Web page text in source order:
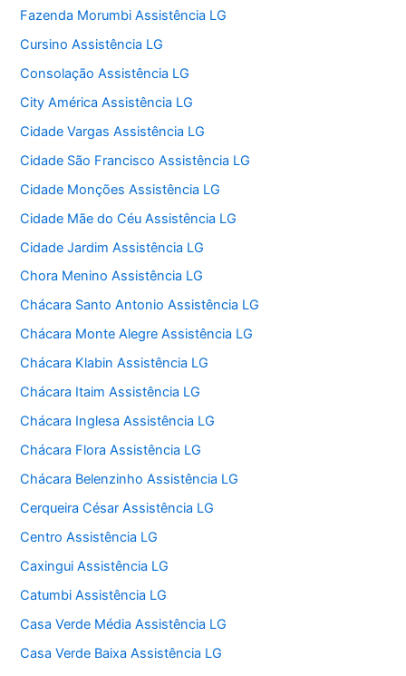
Fazenda Morumbi Assistência LG
Cursino Assistência LG
Consolação Assistência LG
City América Assistência LG
Cidade Vargas Assistência LG
Cidade São Francisco Assistência LG
Cidade Monções Assistência LG
Cidade Mãe do Céu Assistência LG
Cidade Jardim Assistência LG
Chora Menino Assistência LG
Chácara Santo Antonio Assistência LG
Chácara Monte Alegre Assistência LG
Chácara Klabin Assistência LG
Chácara Itaim Assistência LG
Chácara Inglesa Assistência LG
Chácara Flora Assistência LG
Chácara Belenzinho Assistência LG
Cerqueira César Assistência LG
Centro Assistência LG
Caxingui Assistência LG
Catumbi Assistência LG
Casa Verde Média Assistência LG
Casa Verde Baixa Assistência LG